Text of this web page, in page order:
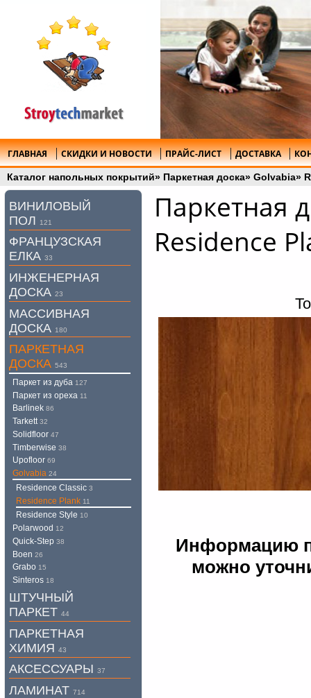
ГЛАВНАЯ СКИДКИ И НОВОСТИ ПРАЙС-ЛИСТ ДОСТАВКА
Каталог напольных покрытий» Паркетная доска» Golvabia»
Паркетная
Residence
Информацию
можно
ВИНИЛОВЫЙ
ПОЛ
121
ФРАНЦУЗСКАЯ
ЕЛКА 33
ИНЖЕНЕРНАЯ
ДОСКА 23
МАССИВНАЯ
ДОСКА 180
ПАРКЕТНАЯ
ДОСКА 543
Паркет из дуба 127
Паркет из ореха 11
Barlinek 86
Tarkett32
Solidfloor 47
Timberwise 38
Upofloor 69
Golvabia 24
Residence Classic 3
Residence Plank 11
Residence Style 10
Polarwood 12
Quick-Step 38
Boen 26
Grabo 15
Sinteros 18
ШТУЧНЫЙ
ПАРКЕТ 44
ПАРКЕТНАЯ
ХИМИЯ 43
АКСЕССУАРЫ 37
ЛАМИНАТ 714